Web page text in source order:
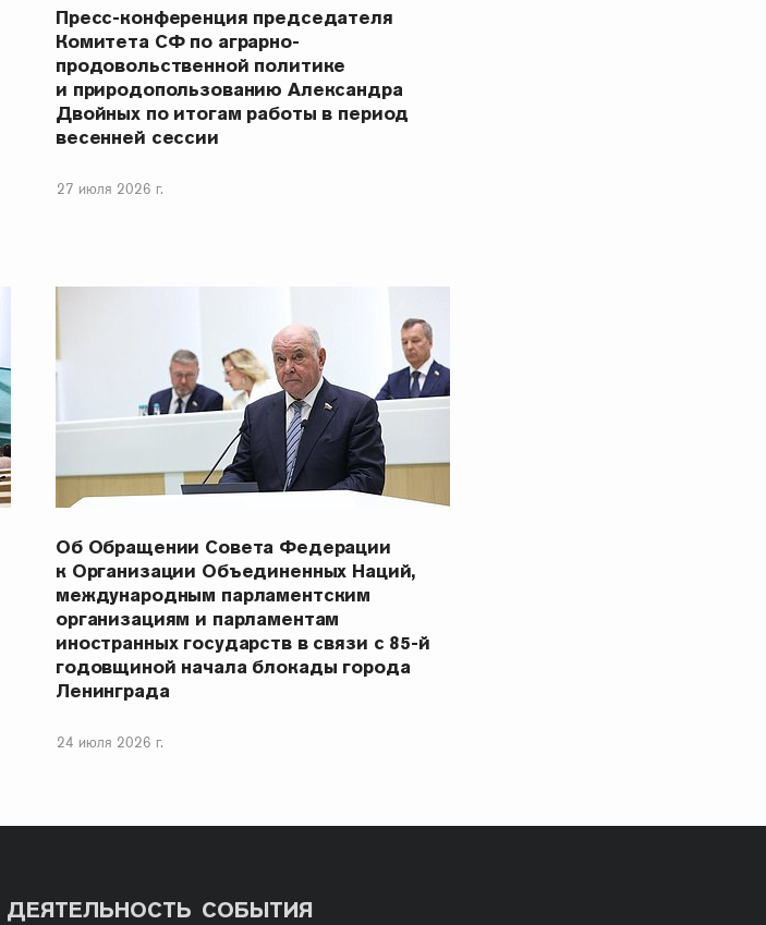
Пресс-конференция председателя
Комитета СФ по аграрно-
продовольственной политике
и природопользованию Александра
Двойных по итогам работы в период
весенней сессии
27 июля 2026 г.
Об Обращении Совета Федерации
к Организации Объединенных Наций,
международным парламентским
организациям и парламентам
иностранных государств в связи с 85-й
годовщиной начала блокады города
Ленинграда
24 июля 2026 г.
ДЕЯТЕЛЬНОСТЬ СОБЫТИЯ